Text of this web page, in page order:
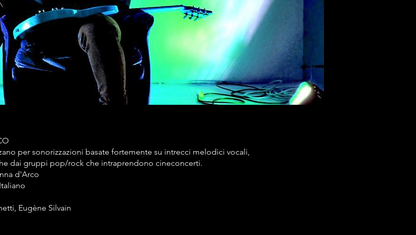
per sonorizzazioni basate fortemente su intrecci melodici vocali,
dai gruppi pop/rock che intraprendono cineconcerti.
d'Arco
Eugène Silvain